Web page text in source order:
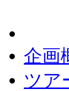
企画
ツア